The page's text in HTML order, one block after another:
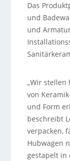
Das
und
und
„Wir stellen
von
und Form
beschreibt
verpacken,
Hubwagen
gestapelt in